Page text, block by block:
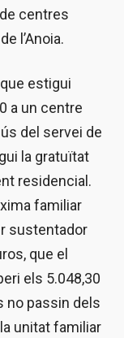
centres
l’Anoia.
estigui
a un centre
del servei de
la gratuïtat
residencial.
familiar
sustentador
que el
els 5.048,30
no passin dels
unitat familiar